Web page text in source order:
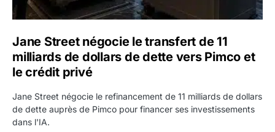
Jane Street négocie le transfert de 11
milliards de dollars de dette vers Pimco et
le crédit privé
Jane Street négocie le refinancement de 11 milliards de dollars
de dette auprès de Pimco pour financer ses investissements
dans l'IA.